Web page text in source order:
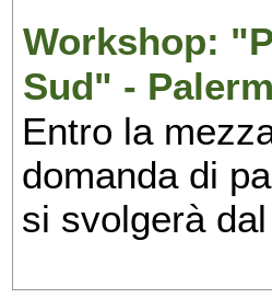
Workshop:
Sud" -
Entro la
domanda di
si svolgerà